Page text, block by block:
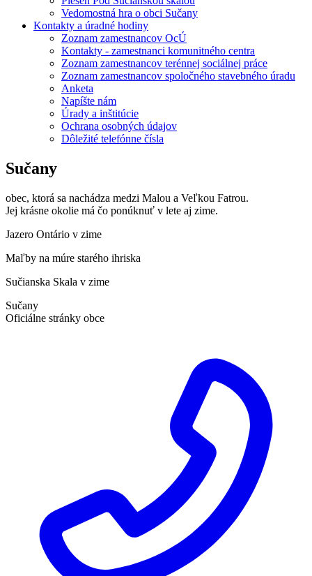
Vedomostná hra o obci Sučany
Kontakty a úradné hodiny
Zoznam zamestnancov OcÚ
Kontakty - zamestnanci komunitného centra
Zoznam zamestnancov terénnej sociálnej práce
Zoznam zamestnancov spoločného stavebného úradu
Anketa
Napíšte nám
Úrady a inštitúcie
Ochrana osobných údajov
Dôležité telefónne čísla
Sučany
obec, ktorá sa nachádza medzi Malou a Veľkou Fatrou.
Jej krásne okolie má čo ponúknuť v lete aj zime.
Jazero Ontário v zime
Maľby na múre starého ihriska
Sučianska Skala v zime
Sučany
Oficiálne stránky obce